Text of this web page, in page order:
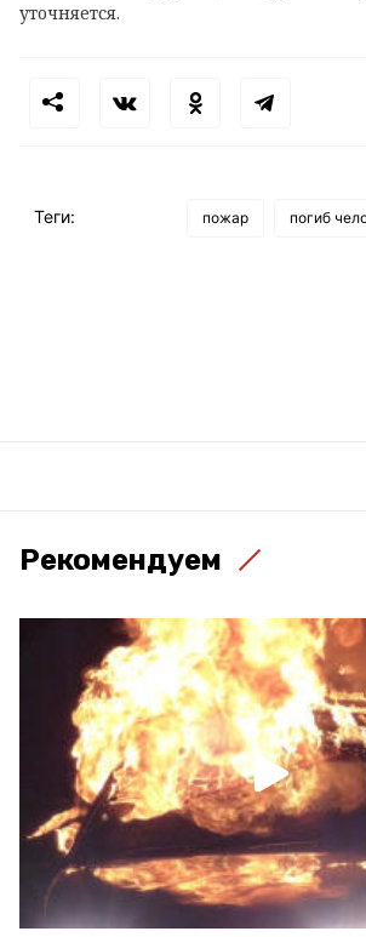
уточняется.
Теги: пожар погиб
Рекомендуем